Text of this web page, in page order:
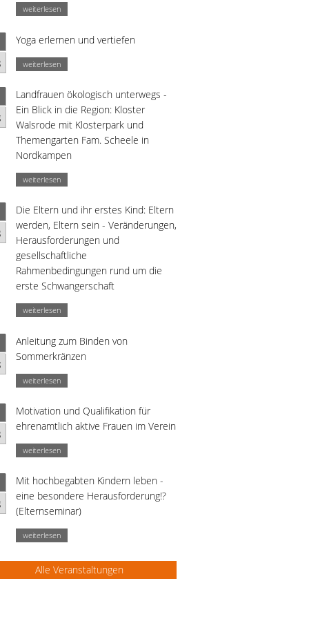
weiterlesen
Yoga erlernen und vertiefen
weiterlesen
Landfrauen ökologisch unterwegs -
Ein Blick in die Region: Kloster
Walsrode mit Klosterpark und
Themengarten Fam. Scheele in
Nordkampen
weiterlesen
Die Eltern und ihr erstes Kind: Eltern
werden, Eltern sein - Veränderungen,
Herausforderungen und
gesellschaftliche
Rahmenbedingungen rund um die
erste Schwangerschaft
weiterlesen
Anleitung zum Binden von
Sommerkränzen
weiterlesen
Motivation und Qualifikation für
ehrenamtlich aktive Frauen im Verein
weiterlesen
Mit hochbegabten Kindern leben -
eine besondere Herausforderung!?
(Elternseminar)
weiterlesen
Alle Veranstaltungen